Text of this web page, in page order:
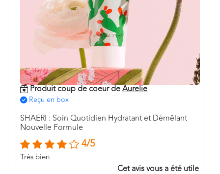
Produit coup de coeur de Aurelie
Reçu en box
SHAERI : Soin Quotidien Hydratant et Démêlant
Nouvelle Formule
4/5
Très bien
Cet avis vous a été utile